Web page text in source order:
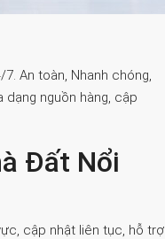
An toàn, Nhanh chóng,
dạng nguồn hàng, cập
Đất Nổi
cập nhật liên tục, hỗ trợ